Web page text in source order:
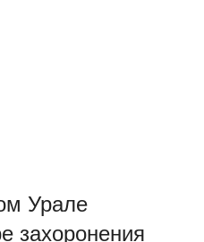
Урале
захоронения